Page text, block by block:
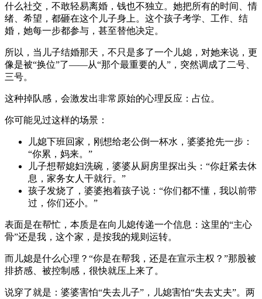
什么社交，不敢轻易离婚，钱也不独立。她把所有的时间、情
绪、希望，都砸在这个儿子身上。这个孩子考学、工作、结
婚，她每一步都参与，甚至替他决定。
所以，当儿子结婚那天，不只是多了一个儿媳，对她来说，更
像是被“换位”了——从“那个最重要的人”，突然调成了二号、
三号。
这种掉队感，会激发出非常原始的心理反应：占位。
你可能见过这样的场景：
儿媳下班回家，刚想给老公倒一杯水，婆婆抢先一步：
“你累，妈来。”
儿子想帮媳妇洗碗，婆婆从厨房里探出头：“你赶紧去休
息，家务女人干就行。”
孩子发烧了，婆婆抱着孩子说：“你们都不懂，我以前带
过，你们还小。”
表面是在帮忙，本质是在向儿媳传递一个信息：这里的“主心
骨”还是我，这个家，是按我的规则运转。
而儿媳是什么心理？“你是在帮我，还是在宣示主权？”那股被
排挤感、被控制感，很快就压上来了。
说穿了就是：婆婆害怕“失去儿子”，儿媳害怕“失去丈夫”。两